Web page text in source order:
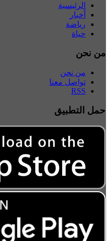
الرئيسية
أخبار
رياضة
حياة
من نحن
من نحن
تواصل معنا
RSS
حمل التطبيق